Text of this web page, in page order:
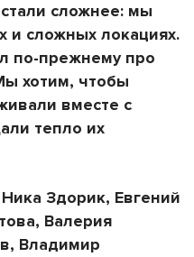
сложнее: мы
и сложных локациях.
по-прежнему про
хотим, чтобы
вместе с
тепло их
Здорик, Евгений
Валерия
Владимир